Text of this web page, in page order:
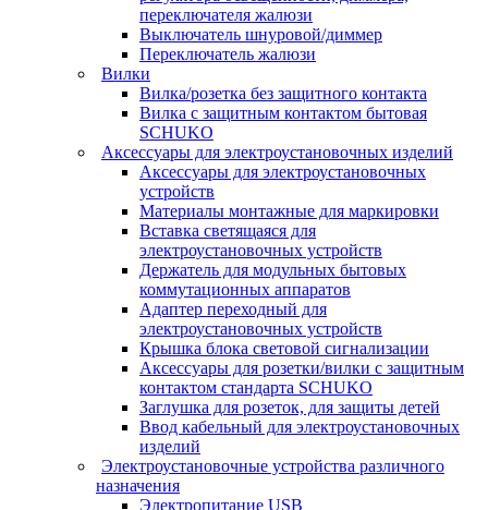
переключателя жалюзи
Выключатель шнуровой/диммер
Переключатель жалюзи
Вилки
Вилка/розетка без защитного контакта
Вилка с защитным контактом бытовая
SCHUKO
Аксессуары для электроустановочных изделий
Аксессуары для электроустановочных
устройств
Материалы монтажные для маркировки
Вставка светящаяся для
электроустановочных устройств
Держатель для модульных бытовых
коммутационных аппаратов
Адаптер переходный для
электроустановочных устройств
Крышка блока световой сигнализации
Аксессуары для розетки/вилки с защитным
контактом стандарта SCHUKO
Заглушка для розеток, для защиты детей
Ввод кабельный для электроустановочных
изделий
Электроустановочные устройства различного
назначения
Электропитание USB